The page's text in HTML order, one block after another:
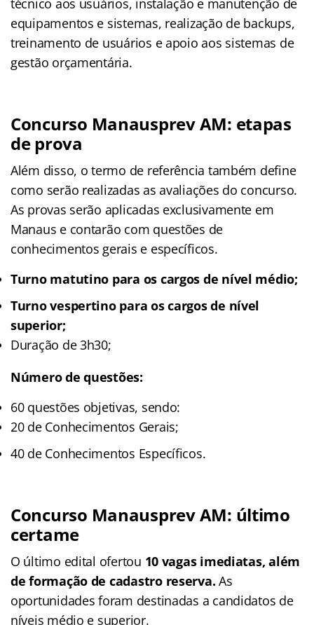
equipamentos e sistemas, realização de backups,
treinamento de usuários e apoio aos sistemas de
gestão orçamentária.
Concurso Manausprev AM: etapas
de prova
Além disso, o termo de referência também define
como serão realizadas as avaliações do concurso.
As provas serão aplicadas exclusivamente em
Manaus e contarão com questões de
conhecimentos gerais e específicos.
Turno matutino para os cargos de nível médio;
Turno vespertino para os cargos de nível
superior;
Duração de 3h30;
Número de questões:
60 questões objetivas, sendo:
20 de Conhecimentos Gerais;
40 de Conhecimentos Específicos.
Concurso Manausprev AM: último
certame
O último edital ofertou 10 vagas imediatas, além
de formação de cadastro reserva.As
oportunidades foram destinadas a candidatos de
níveis médio e superior.